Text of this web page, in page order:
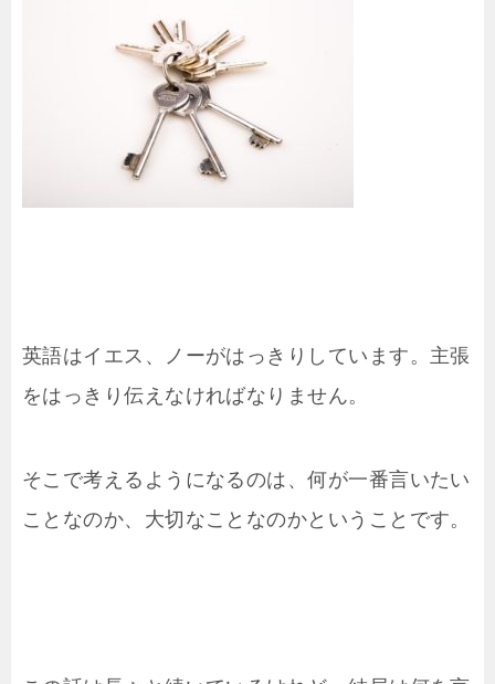
英語はイエス、ノーがはっきりしています。主張
をはっきり伝えなければなりません。
そこで考えるようになるのは、何が一番言いたい
ことなのか、大切なことなのかということです。